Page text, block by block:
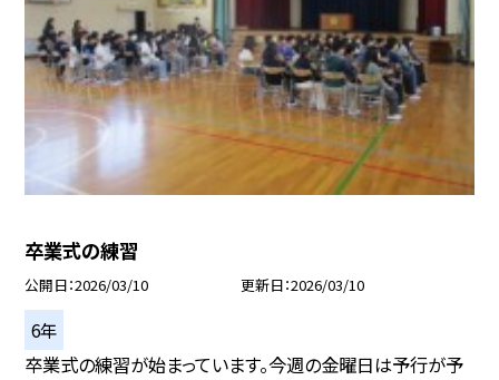
卒業式の練習
公開日 2026/03/10 更新日 2026/03/10
6年
卒業式の練習が始まっています。今週の金曜日は予行が予